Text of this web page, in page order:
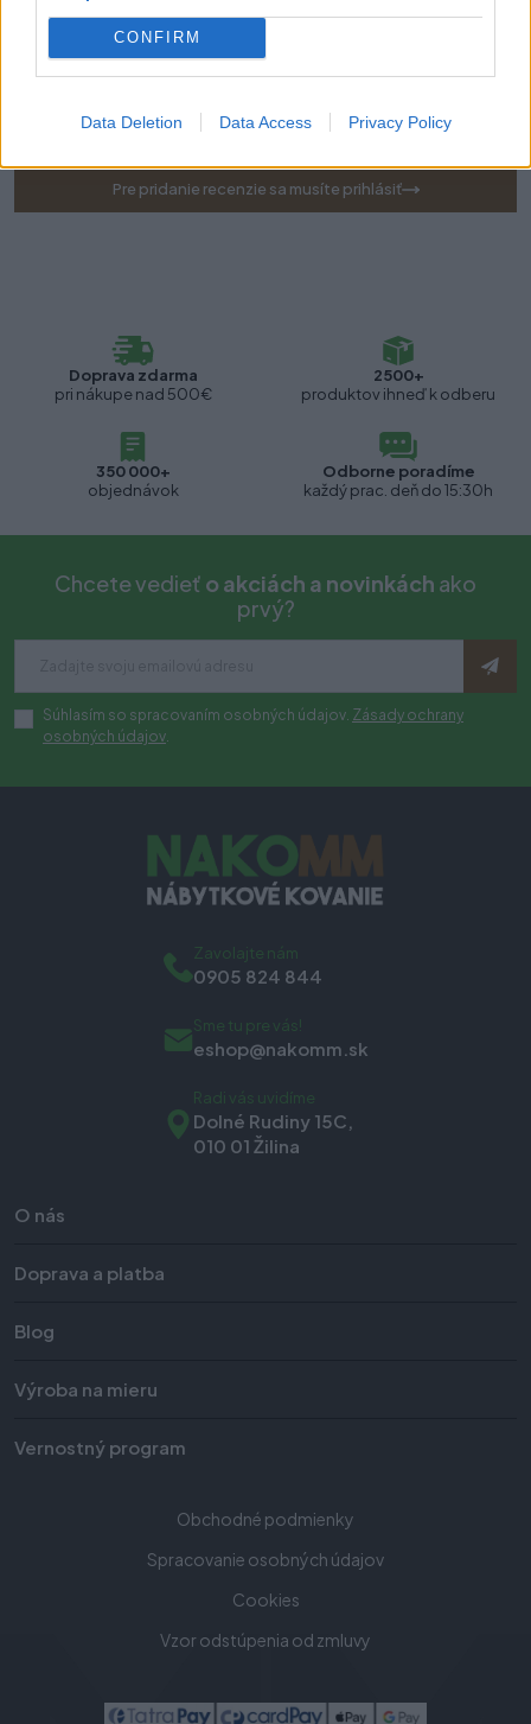
CONFIRM
Data Deletion Data Access Privacy Policy
Recenzie produktu
Pre tento produkt neboli pridané žiadne recenzie.
Pre pridanie recenzie sa musíte prihlásiť
Doprava zdarma
pri nákupe nad 500€
2500+
produktov ihneď k odberu
350 000+
objednávok
Odborne poradíme
každý prac. deň do 15:30h
Chcete vedieť o akciách a novinkách ako
prvý?
Súhlasím so spracovaním osobných údajov. Zásady ochrany
osobných údajov.
O nás
Doprava a platba
Blog
Výroba na mieru
Vernostný program
Obchodné podmienky
Spracovanie osobných údajov
Cookies
Vzor odstúpenia od zmluvy
Zavolajte nám
0905 824 844
Sme tu pre vás!
eshop@nakomm.sk
Radi vás uvidíme
Dolné Rudiny 15C,
010 01 Žilina